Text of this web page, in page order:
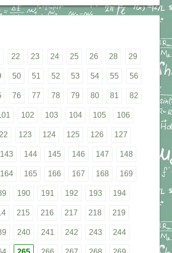
22 23 24 25 26 28 29
50 51 52 53 54 55 56
76 77 78 79 80 81 82
102 103 104 105 106
123 124 125 126 127
143 144 145 146 147 148
164 165 166 167 168 169
190 191 192 193 194
215 216 217 218 219
240 241 242 243 244